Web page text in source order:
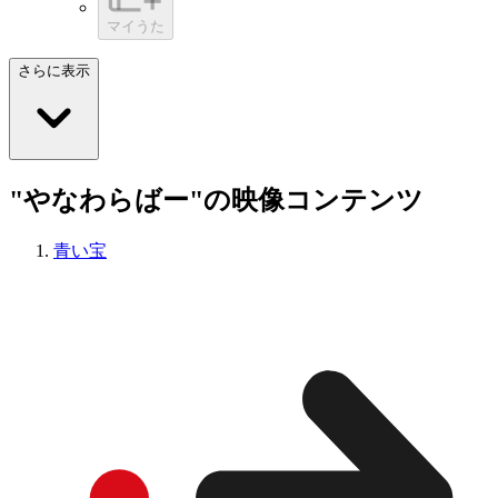
マイうた
さらに表示
"やなわらばー"の映像コンテンツ
青い宝